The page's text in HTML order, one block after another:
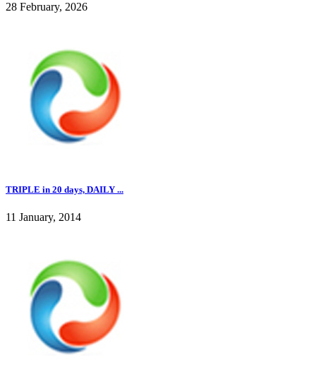
28 February, 2026
TRIPLE in 20 days, DAILY ...
11 January, 2014